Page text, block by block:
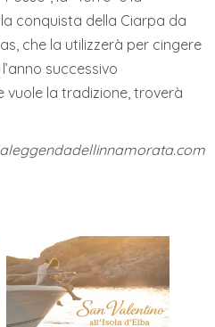
conquista della Ciarpa da
che la utilizzerà per cingere
successivo
vuole la tradizione, troverà